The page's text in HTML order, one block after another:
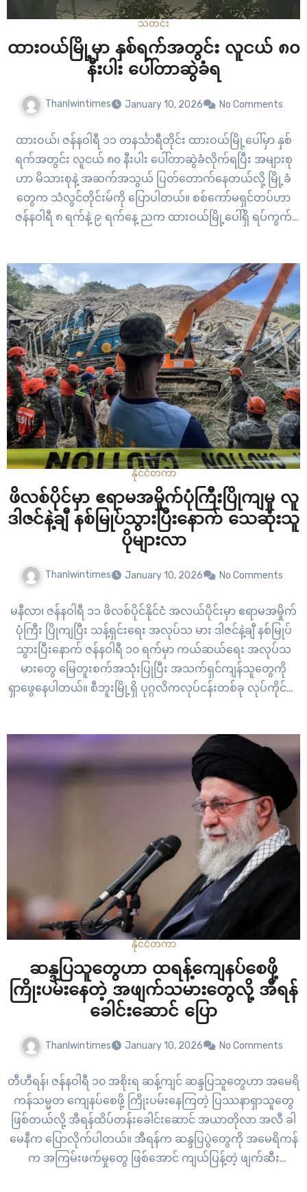
သတင်း
ထားဝယ်မြို့မှာ နှစ်ရက်အတွင်း လူငယ် ၈၀
နီးပါး ပေါ်တာဆွဲခံရ
Thanlwintimes January 10, 2026 No Comments
ထားဝယ်၊ ဇန်နဝါရီ ၁၁ တနင်္သာရီတိုင်း ထားဝယ်မြို့ပေါ်မှာ နှစ်
ရက်အတွင်း လူငယ် ၈၀ နီးပါး ပေါ်တာဆွဲခံလိုက်ရပြီး အများစု
ဟာ မိသားစုနဲ့ အဆက်အသွယ် ပြတ်တောက်နေတယ်လို့ မြို့ခံ
တွေက သံလွင်တိုင်းမ်ကို ပြောပါတယ်။ စစ်ကော်မရှင်တပ်ဟာ
ဇန်နဝါရီ ၈ ရက်နဲ့ ၉ ရက်နေ့ ညက ထားဝယ်မြို့ပေါ်ရှိ ရပ်ကွက်
နိုင်ငံတကာ
ဖိလစ်ပိုင်မှာ ဧရာမအမှိုက်ပုံကြီးပြိုကျမှု လူ
ဒါဇင်နဲ့ချီ နစ်မြုပ်သွားပြီးနောက် သေဆုံးသူ
ပိုများလာ
Thanlwintimes January 10, 2026 No Comments
မနီလာ၊ ဇန်နဝါရီ ၁၁ ဖိလစ်ပိုင်နိုင်ငံ အလယ်ပိုင်းမှာ ဧရာမအမှိုက်
ပုံကြီး ပြိုကျပြီး သန့်ရှင်းရေး အလုပ်သ မား ဒါဇင်နဲ့ချီ နစ်မြုပ်
သွားပြီးနောက် ဇန်နဝါရီ ၁၀ ရက်မှာ ကယ်ဆယ်ရေး အလုပ်သ
မားတွေ မြေတူးစက်အသုံးပြုပြီး အသက်ရှင်ကျန်သူတွေကို
ရှာဖွေနေပါတယ်။ စီဘူးမြို့ရှိ ပုဂ္ဂလိကလုပ်ငန်းတစ်ခု လုပ်ကိုင်နေ
နိုင်ငံတကာ
ဆန္ဒပြသူတွေဟာ ထရန့်ကျေနပ်စေဖို့
ကြိုးပမ်းနေတဲ့ အဖျက်သမားတွေလို့ အီရန်
ခေါင်းဆောင် ပြော
Thanlwintimes January 10, 2026 No Comments
တီဟီရန်၊ ဇန်နဝါရီ ၁၀ အစိုးရ ဆန့်ကျင် ဆန္ဒပြသူတွေဟာ အမေရိ
ကန်သမ္မတ ကျေနပ်စေဖို့ ကြိုးပမ်းနေကြတဲ့ ပြဿနာရှာသူတွေ
ဖြစ်တယ်လို့ အီရန်ထိပ်တန်းခေါင်းဆောင် အယာတိုလာ အလီ ခါ
မေနီက ပြောလိုက်ပါတယ်။ အီရန်က ဆန္ဒပြပွဲတွေကို အမေရိကန်
က အကြမ်းဖက်မှုတွေ ဖြစ်အောင် ကျယ်ပြန့်တဲ့ ဖျက်ဆီး